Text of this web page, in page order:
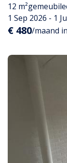
12 m²
1 Sep 2026 - 1
€ 480/maand